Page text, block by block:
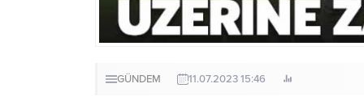
GÜNDEM 11.07.2023 15:46